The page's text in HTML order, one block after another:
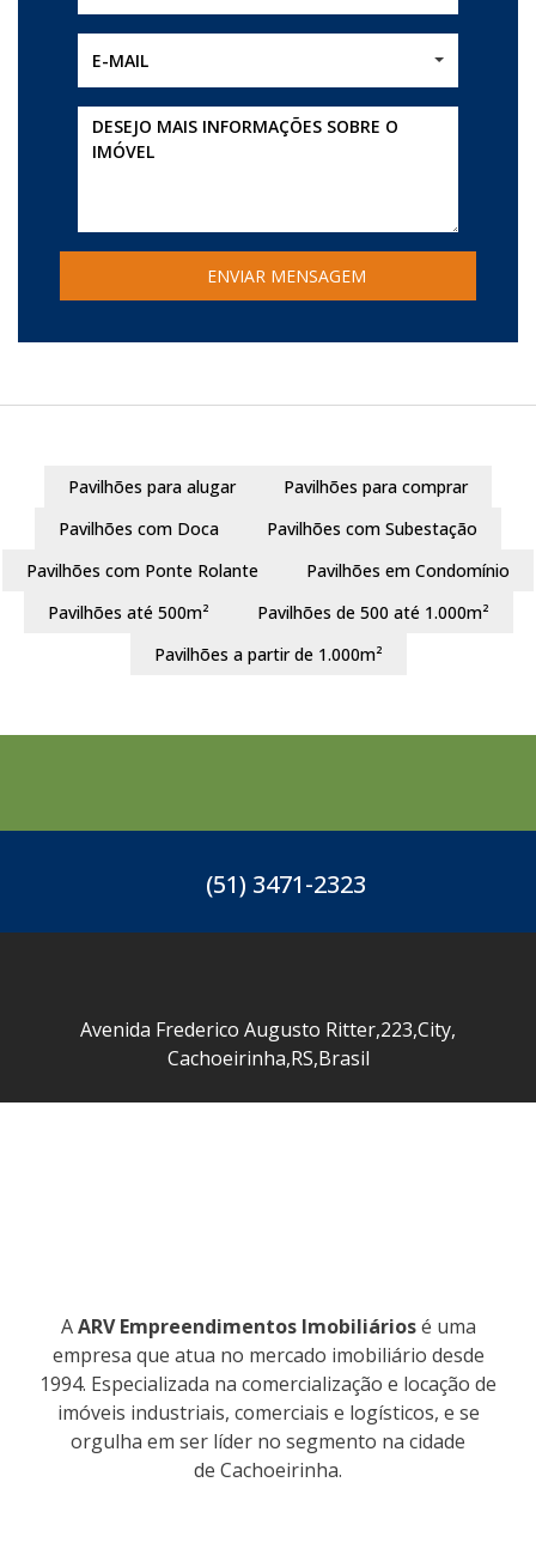
E-MAIL
Pavilhões para alugar
Pavilhões para comprar
Pavilhões com Doca
Pavilhões com Subestação
Pavilhões com Ponte Rolante
Pavilhões em Condomínio
Pavilhões até 500m²
Pavilhões de 500 até 1.000m²
Pavilhões a partir de 1.000m²
(51) 3471-2323
Avenida Frederico Augusto Ritter,223,City,
Cachoeirinha,RS,Brasil
AARV Empreendimentos Imobiliáriosé uma
empresa que atua no mercado imobiliário desde
1994. Especializada na comercialização e locação de
imóveis industriais, comerciais e logísticos, e se
orgulha em ser líder no segmento na cidade
de Cachoeirinha.